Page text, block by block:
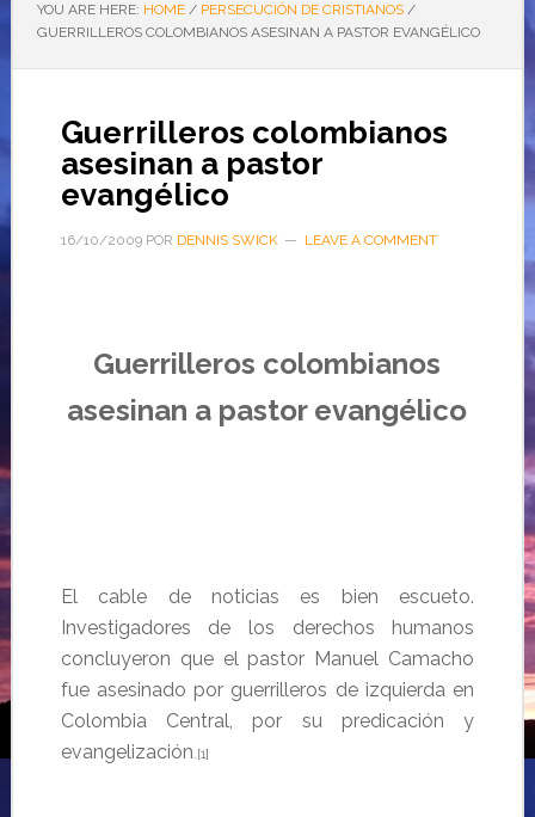
YOU ARE HERE: HOME / PERSECUCIÓN DE CRISTIANOS /
GUERRILLEROS COLOMBIANOS ASESINAN A PASTOR EVANGÉLICO
Guerrilleros colombianos
asesinan a pastor
evangélico
16/10/2009POR DENNIS SWICK LEAVE A COMMENT
Guerrilleros colombianos
asesinan a pastor evangélico
El cable de noticias es bien escueto.
Investigadores de los derechos humanos
concluyeron que el pastor Manuel Camacho
fue asesinado por guerrilleros de izquierda en
Colombia Central, por su predicación y
evangelización .[1]